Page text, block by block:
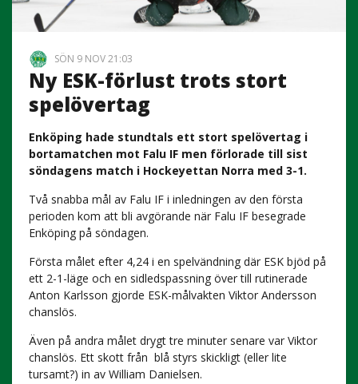
SÖN 9 NOV 21:03
Ny ESK-förlust trots stort
spelövertag
Enköping hade stundtals ett stort spelövertag i
bortamatchen mot Falu IF men förlorade till sist
söndagens match i Hockeyettan Norra med 3-1.
Två snabba mål av Falu IF i inledningen av den första
perioden kom att bli avgörande när Falu IF besegrade
Enköping på söndagen.
Första målet efter 4,24 i en spelvändning där ESK bjöd på
ett 2-1-läge och en sidledspassning över till rutinerade
Anton Karlsson gjorde ESK-målvakten Viktor Andersson
chanslös.
Även på andra målet drygt tre minuter senare var Viktor
chanslös. Ett skott från blå styrs skickligt (eller lite
tursamt?) in av William Danielsen.